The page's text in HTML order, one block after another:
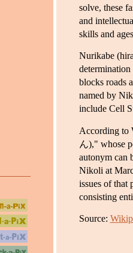
solve, these
and
skills and
Nurikabe
blocks roads
named by
include Cell
According to
ん)," whose
autonym can
Nikoli at
issues of that
consisting
Source: